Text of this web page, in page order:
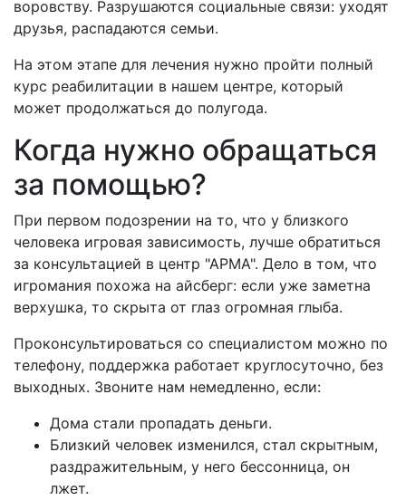
воровству. Разрушаются социальные связи: уходят
друзья, распадаются семьи.
На этом этапе для лечения нужно пройти полный
курс реабилитации в нашем центре, который
может продолжаться до полугода.
Когда нужно обращаться
за помощью?
При первом подозрении на то, что у близкого
человека игровая зависимость, лучше обратиться
за консультацией в центр "АРМА". Дело в том, что
игромания похожа на айсберг: если уже заметна
верхушка, то скрыта от глаз огромная глыба.
Проконсультироваться со специалистом можно по
телефону, поддержка работает круглосуточно, без
выходных. Звоните нам немедленно, если:
Дома стали пропадать деньги.
Близкий человек изменился, стал скрытным,
раздражительным, у него бессонница, он
лжет.